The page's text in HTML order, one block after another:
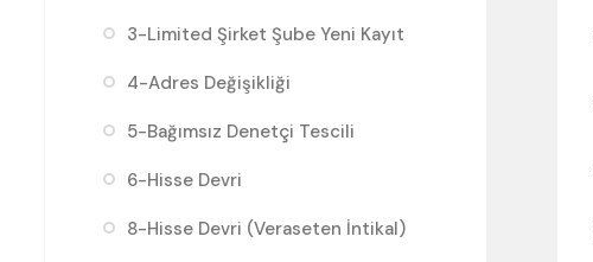
3-Limited Şirket Şube Yeni Kayıt
4-Adres Değişikliği
5-Bağımsız Denetçi Tescili
6-Hisse Devri
8-Hisse Devri (Veraseten İntikal)